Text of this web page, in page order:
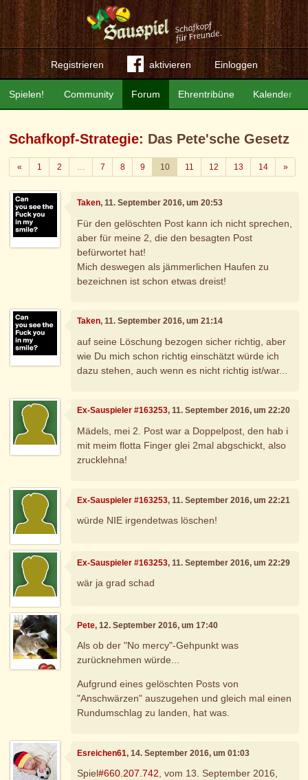
Registrieren aktivieren Einloggen
Community Forum Ehrentribüne Kalender
Spielen!
Schafkopf-Strategie: Das Pete'sche Gesetz
«Zurück
1 2 … 7 8 9 10 11 12 13 14 »
Taken, 11. September 2016, um 20:53
Für den gelöschten Post kann ich nicht sprechen,
aber für meine 2, die den besagten Post
befürwortet hat!
Mich deswegen als jämmerlichen Haufen zu
bezeichnen ist schon etwas dreist!
Taken, 11. September 2016, um 21:14
auf seine Löschung bezogen sicher richtig, aber
wie Du mich schon richtig einschätzt würde ich
dazu stehen, auch wenn es nicht richtig ist/war...
Ex-Sauspieler #163253, 11. September 2016, um 22:20
Mädels, mei 2. Post war a Doppelpost, den hab i
mit meim flotta Finger glei 2mal abgschickt, also
zrucklehna!
Ex-Sauspieler #163253, 11. September 2016, um 22:21
würde NIE irgendetwas löschen!
Ex-Sauspieler #163253, 11. September 2016, um 22:29
wär ja grad schad
Pete, 12. September 2016, um 17:40
Als ob der "No mercy"-Gehpunkt was
zurücknehmen würde...
Aufgrund eines gelöschten Posts von
"Anschwärzen" auszugehen und gleich mal einen
Rundumschlag zu landen, hat was.
Esreichen61, 14. September 2016, um 01:03
Spiel#660.207.742, vom 13. September 2016,